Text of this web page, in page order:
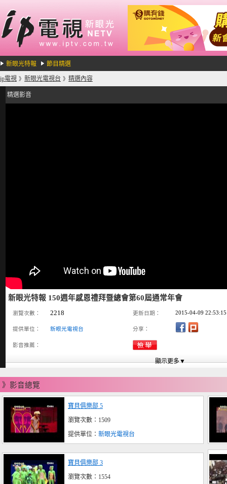
新眼光特報 節目精選
ip電視 》 新眼光電視台 》 精選內容
精選影音
新眼光特報 150週年感恩禮拜暨總會第60屆通常年會
瀏覽次數： 2218 更新日期： 2015-04-09 22:53:15
提供單位： 新眼光電視台 分享：
影音推薦：
》影音總覽
寶貝俱樂部 5
瀏覽次數：1509
提供單位： 新眼光電視台
寶貝俱樂部 3
瀏覽次數：1554